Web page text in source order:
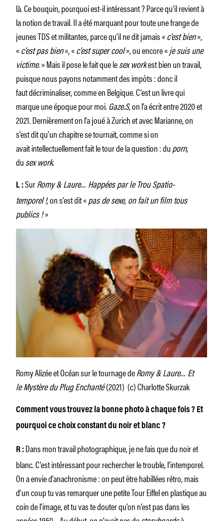
là. Ce bouquin, pourquoi est-il intéressant ? Parce qu’il revient à
la notion de travail. Il a été marquant pour toute une frange de
jeunes TDS et militantes, parce qu’il ne dit jamais «c’est bien»,
«c’est pas bien», «c’est super cool», ou encore «je suis une
victime.» Mais il pose le fait que lesex workest bien un travail,
puisque nous payons notamment des impôts : donc il
faut décriminaliser, comme en Belgique. C’est un livre qui
marque une époque pour moi.Gaze.S, on l’a écrit entre 2020 et
2021. Dernièrement on l’a joué à Zurich et avec Marianne, on
s’est dit qu’un chapitre se tournait, comme si on
avait intellectuellement fait le tour de la question : duporn,
dusex work.
L :SurRomy & Laure… Happées par le Trou Spatio-
temporel!, on s’est dit «pas de sexe, on fait un film tous
publics !»
Romy Alizée et Océan sur le tournage deRomy & Laure… Et
le Mystère du Plug Enchanté(2021) (c) Charlotte Skurzak
Comment vous trouvez la bonne photo à chaque fois ? Et
pourquoi ce choix constant du noir et blanc ?
R : Dans mon travail photographique, je ne fais que du noir et
blanc. C’est intéressant pour rechercher le trouble, l’intemporel.
On a envie d’anachronisme : on peut être habillées rétro, mais
d’un coup tu vas remarquer une petite Tour Eiffel en plastique au
coin de l’image, et tu vas te douter qu’on n’est pas dans les